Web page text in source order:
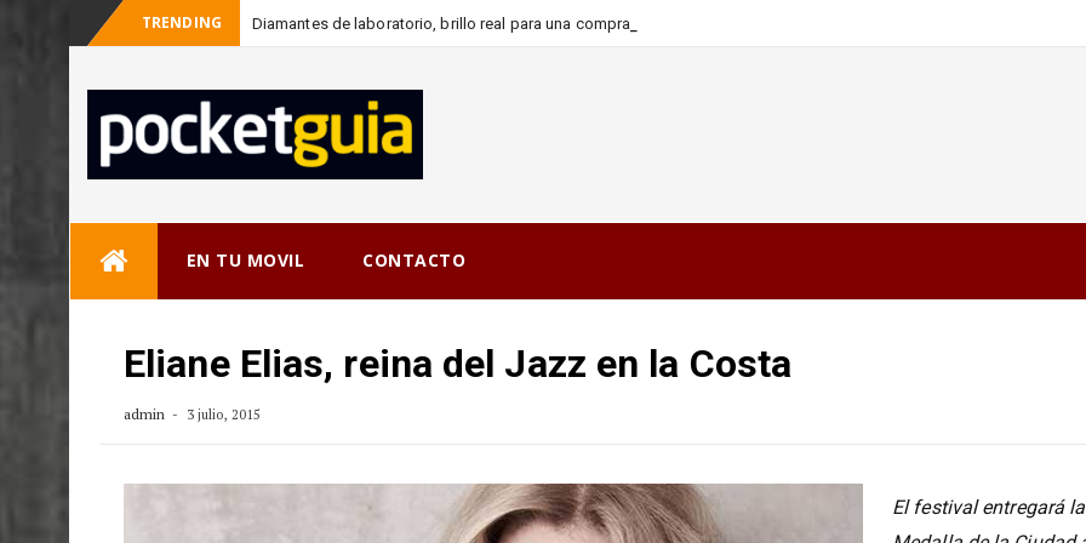
TRENDING Diamantes de laboratorio, brillo real para una compra más informada y
EN TU MOVIL CONTACTO
Eliane Elias, reina del Jazz en la Costa